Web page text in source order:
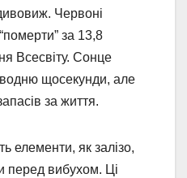
Червоні
за 13,8
Всесвіту. Сонце
щосекунди, але
за життя.
елементи, як залізо,
перед вибухом. Ці